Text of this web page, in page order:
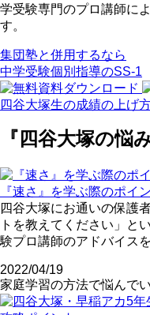
学受験専門のプロ講師に
す。
集団塾と併用するなら
中学受験個別指導のSS-1
四谷大塚生の成績の上げ
『四谷大塚の悩
『速さ』を学ぶ際のポイ
四谷大塚にお通いの保護
トを教えてください」と
験プロ講師のアドバイスを
2022/04/19
家庭学習の方法で悩んで